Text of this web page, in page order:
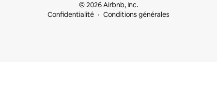
© 2026 Airbnb, Inc.
Confidentialité
Conditions générales